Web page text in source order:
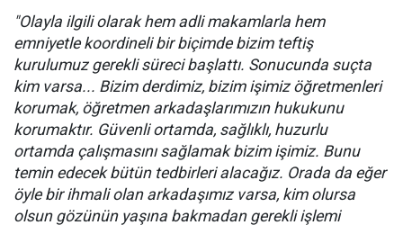
"Olayla ilgili olarak hem adli makamlarla hem
emniyetle koordineli bir biçimde bizim teftiş
kurulumuz gerekli süreci başlattı. Sonucunda suçta
kim varsa... Bizim derdimiz, bizim işimiz öğretmenleri
korumak, öğretmen arkadaşlarımızın hukukunu
korumaktır. Güvenli ortamda, sağlıklı, huzurlu
ortamda çalışmasını sağlamak bizim işimiz. Bunu
temin edecek bütün tedbirleri alacağız. Orada da eğer
öyle bir ihmali olan arkadaşımız varsa, kim olursa
olsun gözünün yaşına bakmadan gerekli işlemi